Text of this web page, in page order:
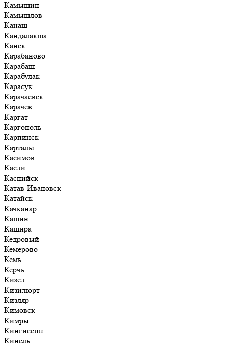
Камышин
Камышлов
Канаш
Кандалакша
Канск
Карабаново
Карабаш
Карабулак
Карасук
Карачаевск
Карачев
Каргат
Каргополь
Карпинск
Карталы
Касимов
Касли
Каспийск
Катав-Ивановск
Катайск
Качканар
Кашин
Кашира
Кедровый
Кемерово
Кемь
Керчь
Кизел
Кизилюрт
Кизляр
Кимовск
Кимры
Кингисепп
Кинель